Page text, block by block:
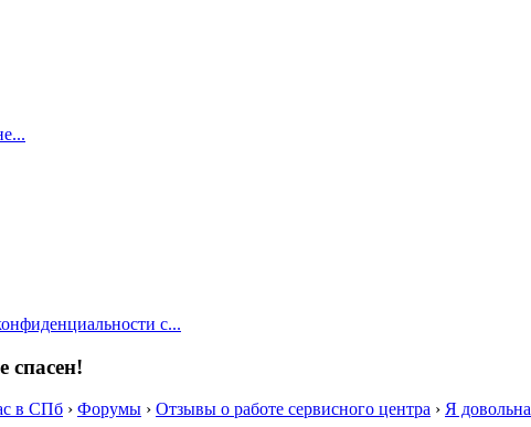
с...
спасен!
в СПб › Форумы › Отзывы о работе сервисного центра › Я